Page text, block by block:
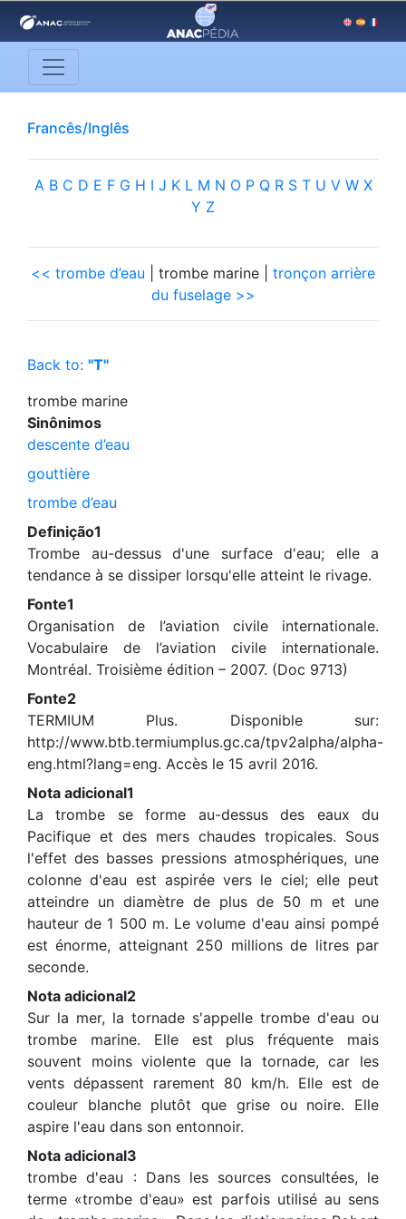
Francês/Inglês
A B C D E F G H I J K L M N O P Q R S T U V W X
Y Z
<< trombe d’eau | trombe marine | tronçon arrière
du fuselage >>
Back to: "T"
trombe marine
Sinônimos
descente d’eau
gouttière
trombe d’eau
Definição1
Trombe au-dessus d'une surface d'eau; elle a
tendance à se dissiper lorsqu'elle atteint le rivage.
Fonte1
Organisation de l’aviation civile internationale.
Vocabulaire de l’aviation civile internationale.
Montréal. Troisième édition – 2007. (Doc 9713)
Fonte2
TERMIUM Plus. Disponible sur:
http://www.btb.termiumplus.gc.ca/tpv2alpha/alpha-
eng.html?lang=eng. Accès le 15 avril 2016.
Nota adicional1
La trombe se forme au-dessus des eaux du
Pacifique et des mers chaudes tropicales. Sous
l'effet des basses pressions atmosphériques, une
colonne d'eau est aspirée vers le ciel; elle peut
atteindre un diamètre de plus de 50 m et une
hauteur de 1 500 m. Le volume d'eau ainsi pompé
est énorme, atteignant 250 millions de litres par
seconde.
Nota adicional2
Sur la mer, la tornade s'appelle trombe d'eau ou
trombe marine. Elle est plus fréquente mais
souvent moins violente que la tornade, car les
vents dépassent rarement 80 km/h. Elle est de
couleur blanche plutôt que grise ou noire. Elle
aspire l'eau dans son entonnoir.
Nota adicional3
trombe d'eau : Dans les sources consultées, le
terme «trombe d'eau» est parfois utilisé au sens